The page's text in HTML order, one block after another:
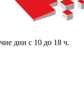
дни с 10 до 18 ч.